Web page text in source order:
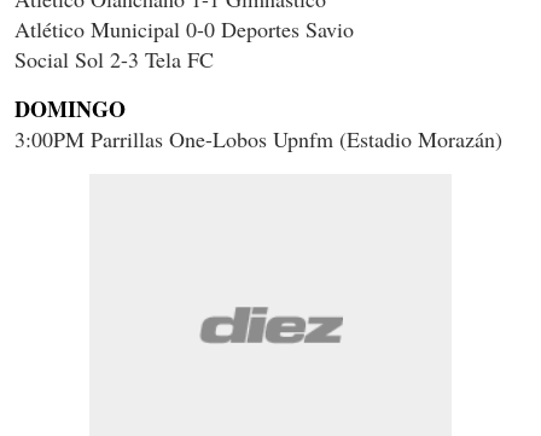
Atlético Municipal 0-0 Deportes Savio
Social Sol 2-3 Tela FC
DOMINGO
3:00PM Parrillas One-Lobos Upnfm (Estadio Morazán)